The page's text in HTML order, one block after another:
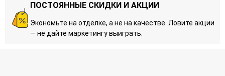
ПОСТОЯННЫЕ СКИДКИ И АКЦИИ
Экономьте на отделке, а не на качестве. Ловите акции
— не дайте маркетингу выиграть.